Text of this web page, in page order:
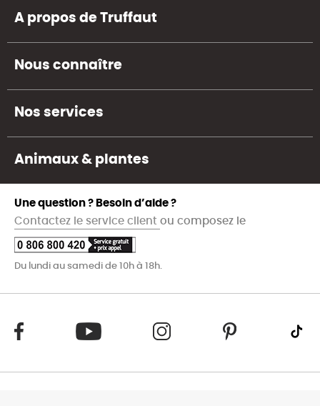
A propos de Truffaut
Nous connaître
Nos services
Animaux & plantes
Une question ? Besoin d’aide ?
Contactez le service client ou composez le
Du lundi au samedi de 10h à 18h.